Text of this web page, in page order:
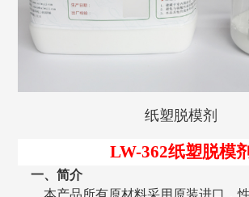
纸塑脱模剂
LW-362纸塑脱模剂
一、简介